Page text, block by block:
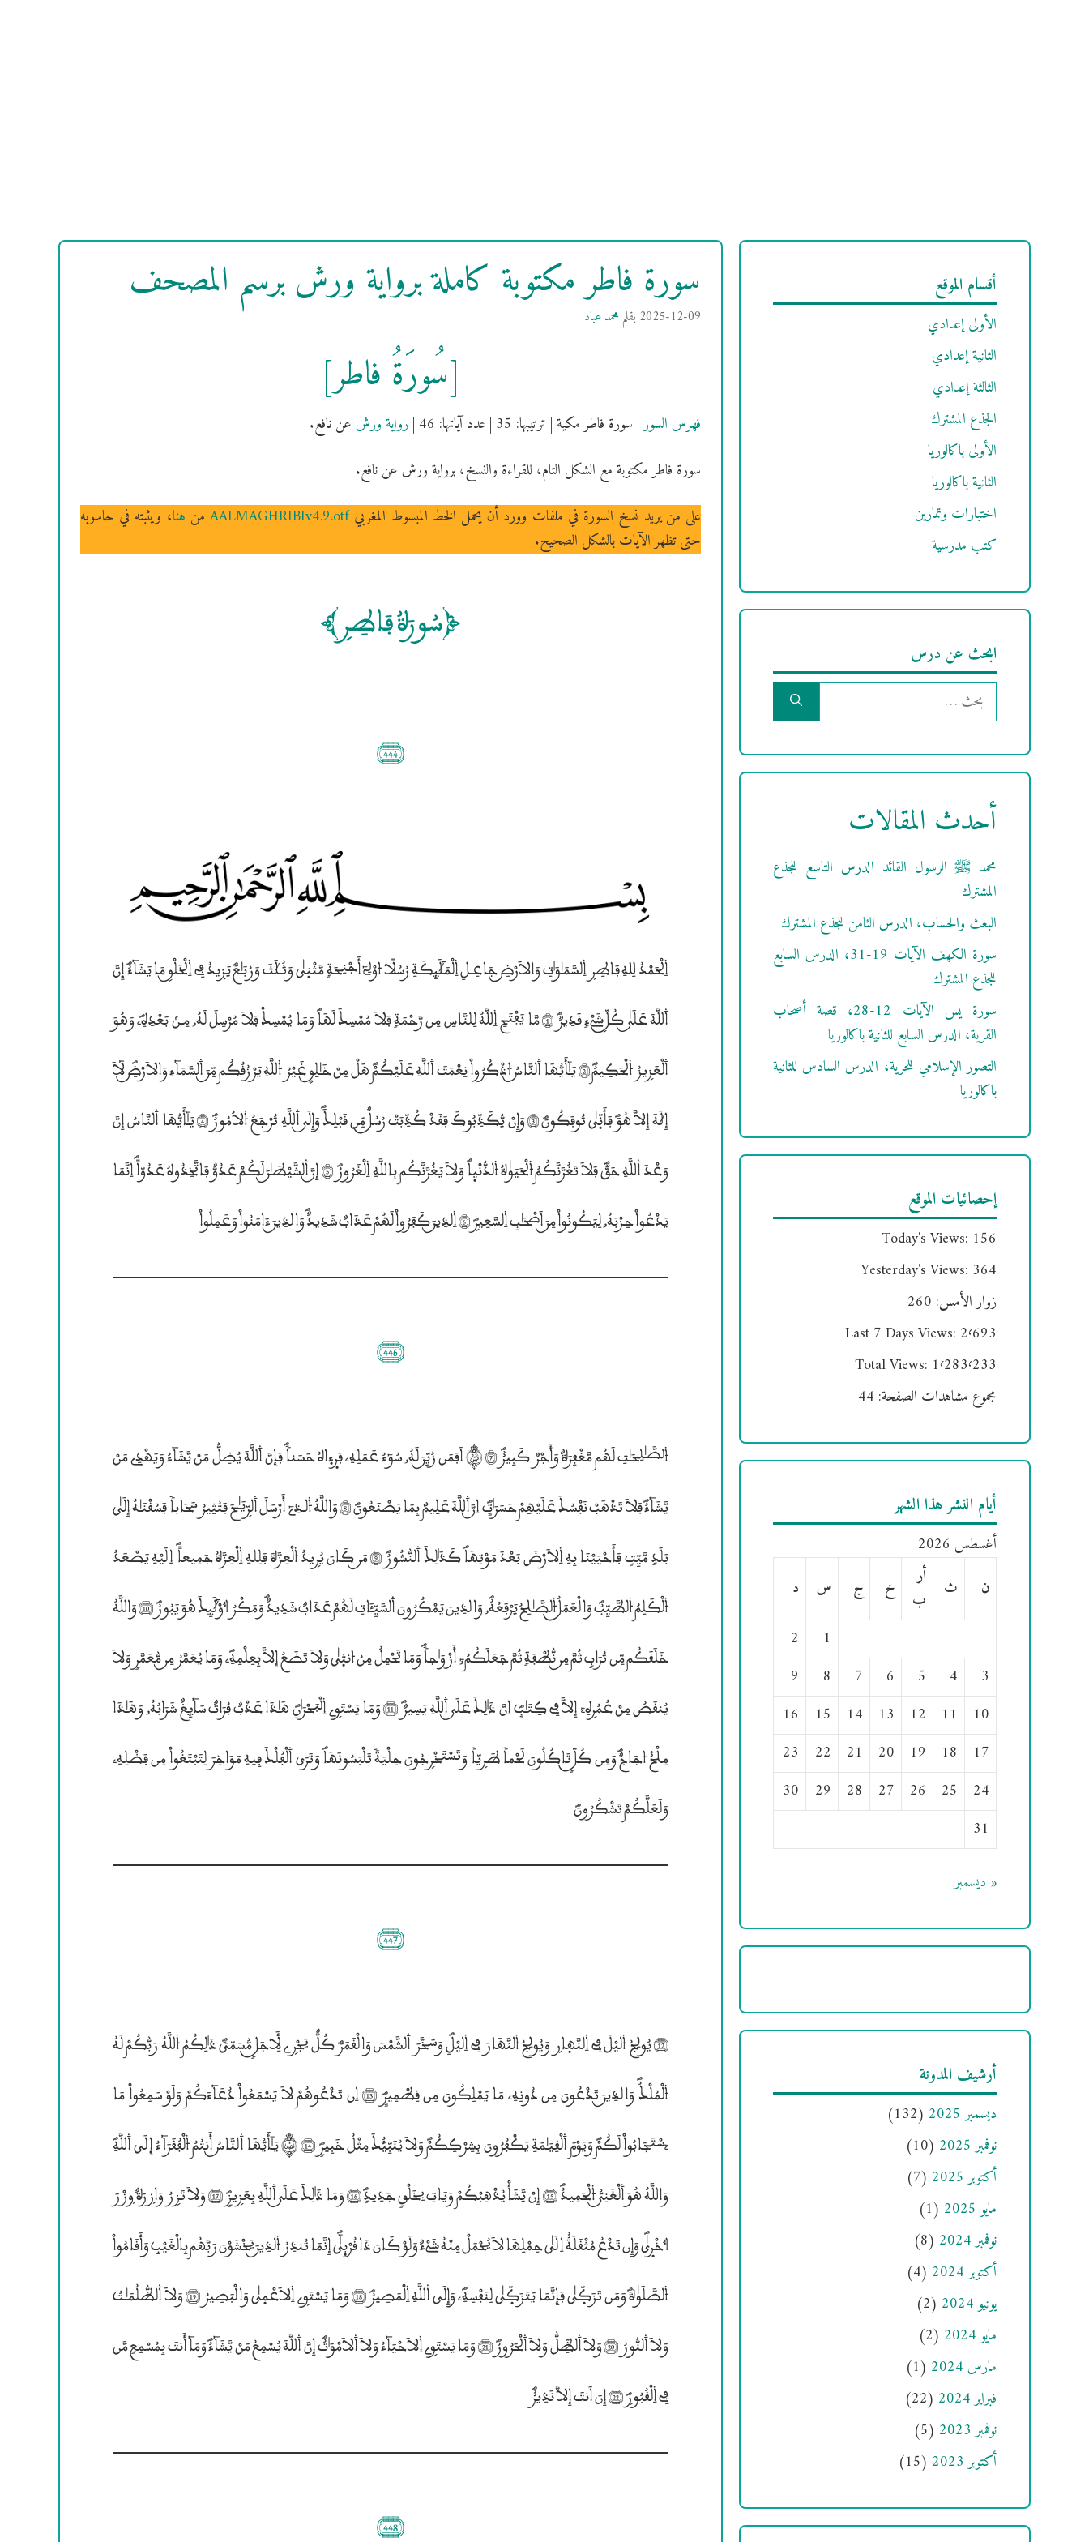
سورة فاطر مكتوبة كاملة برواية ورش برسم المصحف
2025-12-09 بقلممحمد عباد
[سُورَةُ فاطر]
فهرس السور| سورة فاطر مكية | ترتيبها: 35 | عدد آياتها: 46 | رواية ورشعن نافع.
سورة فاطر مكتوبة مع الشكل التام، للقراءة والنسخ، برواية ورش عن نافع.
على من يريد نسخ السورة في ملفات وورد أن يحمل الخط المبسوط المغربيAALMAGHRIBIv4.9.otfمن هنا، ويثبته في حاسوبه
حتى تظهر الآيات بالشكل الصحيح.
[سُورَةُ فَاطِرۣ]
(444)
۱لْحَمْدُ لِلهِ فَاطِرۣ ۱لسَّمَـٰوَ؛تِ وَالاَرْضضضِ جَاعِـلِ ۱لْمَلَئِكَةِ رُسُلٗا ۷وْلِىٓ أَجْنِحَةٍ مَّثْنۭيٰ وَثُـچَثَ وَرُبَـٰعَؐ يَزۣيدُ فِى ۱لْخَلْــقۣ مَا يَشَآءُؐ اِ۬نَّ
۰للَّهَ عَلَــيٰ كُــلّۣ شَيْءٍ قَدِيرٌؐ (1) مَّا يَفْتَحِ ۱للَّهُ لِلنَّاسِ مِن رَّحْمَةٍ فَلاَ مُمْسِــكَ لَهَاؐ وَمَا يُمْسِــكْ فَلاَ مُرْسِلَ لَهُ„ مِـنۢ بَعْدِهِؐ” وَهُوَ
۰لْعَزۣيزُ ۴لْحَكِيمُؐ (2) يَـٰٓأَيُّهَا ۰لنَّاسسسُ ۶ذْكُرُواْ نِعْمَتَ ۰للَّهِ عَلَيْكُمْؐ هَلْ مِنْ خَـٰلِــق۫ غَيْرُ ۴للَّهِ يَرْزُقُكُم مِّــنَ ۰لسَّمَآءِ وَالاَرْضضضِؐ لآَ
إِچَهَ إِلاَّ هُوَؐ فَأَنّۭيٰ تُوفَكُونَؐ (3) وَإِنْ يُّكَذِّبُوكَ فَقَدْ كُذِّبَتْ رُسُــلٌ مِّن قَبْلِــكَؐ وَإِلَــي ۰للَّهِ تُرْجَعُ ۴لاُمُورُؐ (4) يَـٰٓأَيُّهَا ۰لنَّاسُ إِنَّ
وَعْدَ ۰للَّهِ حَقٌّؐ فَلاَ تَغُرَّنَّكُمُ ۴لْحَيَوٰةُ ۴لدُّنْيۭاؐ وَلاَ يَغُرَّنَّكُم بِاللَّهِ ۱لْغَرُورُؐ (5) إِنننَّ ۰لشَّيْطَـٰــنَ لَكُمْ عَدُوٌّ فَاتَّخِذُوهُ عَدُوّاٗؐ اِنَّمَا
يَدْعُواْ حِزْبَهُ„ لِيَكُونُواْ مِــنَ اَصْحَـٰبِ ۱لسَّعِيرۣؐ (6) ۱لذِيــنَ كَفَرُواْ لَهُمْ عَذَابٌ شَدِيدٌؐ وَالذِيــنَ ءَامَنُواْ وَعَمِلُواْ
(446)
۴ڤصَّـٰڤِحَـٰتِ لَهُم مَّغْفِرَةٌ وَأَجْرٌ كَبِير٘ؐ (7) ® اَفَمَن زُيِّــنَ لَهُ„ سُوٓءُ عَمَلِهِ” فَرۭءۭاهُ حَسَناًؐ فَإِنَّ ۰للَّهَ يُضِلُّ مَنْ يَّشَآءُ وَيَهْدِى مَنْ
يَّشَآءُؐ فَلاَ تَذْهَبْ نَفْسُــكَ عَلَيْهِمْ حَسَرَ؛تٖؐ اِنننَّ ۰للَّهَ عَلِيمٛ بِمَا يَصْنَعُونَؐ (8) وَاللَّهُ ۴ﻟـذِىٓ أَرْسَلَ ۰لرّۣيَـٰحَ فَتُثِيرُ سَحَاباً فَسُقْنَـٰهُ إِلَيٰ
بَلَدٍ مَّيِّتٍ فَأَحْيَيْنَا بِهِ ۱لاَرْضَ بَعْدَ مَوْتِهَاؐ كَذَ؛لِــكَ ۰لنُّشُورُؐ (9) مَــن كَانَ يُرۣيدُ ۴لْعِزَّةَ فَلِلهِ ۱لْعِزَّةُ جَمِيعاٗؐ اِلَيْهِ يَصْعَدُ
۴لْكَلِمُ ۴لطَّيِّبُؐ وَالْعَمَــلُ ۴لصَّـٰلِحُ يَرْفَعُهُؐ, وَالذِينَ يَمْكُرُونَ ۰لسَّيِّـَٔاتِ لَهُمْ عَذَابٌ شَدِيدٌؐ وَمَكْرُ ٱُوْلَئِــكَ هُوَ يَبُورُؐ (10) وَاللَّهُ
خَلَقَكُم مِّن تُرَابٍ ثُمَّ مِــن نُّطْفَةٍ ثُمَّ جَعَلَكُمُ; أَزْوَ؛جاًؐ وَمَا تَحْمِلُ مِنُ ۷نثۭيٰ وَلاَ تَضَعُ إِلاَّ بِعِلْمِهِؐ” وَمَا يُعَمَّرُ مِــن مُّعَمَّرٍ وَلاَ
يُنقَصُ مِنْ عُمُرۣهِ“ إِلاَّ فِى كِتَـٰــبٖؐ اِنَّ ذَ؛لِــكَ عَلَــي ۰للَّهِ يَسِيرٌؐ (11) وَمَا يَسْتَوۣى ۱ڤْبَحْرَ؛نِؐ هَـٰذَا عَذْبٌ فُرَاتٌ سَآئِغٌ شَرَابُهُ„ وَهَـٰذَا
مِلْح٘ ۷جَاجٌؐ وَمِن كُــلٍّ تَاكُلُونَ لَحْماً طَرۣيّاً وَتَسْتَخْرۣجُونَ حِلْيَةً تَلْبَسُونَهَاؐ وَتَرَي ۰لْفُلْــكَ فِيهِ مَوَاخِرَ لِتَبْتَغُواْ مِن فَضْلِهِ”
وَلَعَلَّكُمْ تَشْكُرُونَؐ
(447)
(12) يُولِجُ ۴ليْلَ فِى ۱لنَّهۭارۣ وَيُولِجُ ۴لنَّهَارَ فِى ۱ليْلِؐ وَسَخَّرَ ۰لشَّمْسَ وَالْقَمَرَؐ كُلٌّ يَجْرۣى لَأِجَــلٍ مُّسَمّيًؐ ذَ؛لِكُمُ ۴للَّهُ رَبُّكُمْ لَهُ
۴لْمُلْــكُؐ وَالذِيــنَ تَدْعُونَ مِن دُونِهِ” مَا يَمْلِكُونَ مِن قِطْمِيرٖؐ (13) اِن تَدْعُوهُمْ لاَ يَسْمَعُواْ دُعَآءَكُمْ وَلَوْ سَمِعُواْ مَا
“سْتَجَابُواْ لَكُمْؐ وَيَوْمَ ۰لْقِيَـٰمَةِ يَكْفُرُونَ بِشِرْكِكُمْؐ وَلاَ يُنَبِّيؖــكَ مِثْلُ خَبِيرٍؐ (14) ¥ يَـٰٓأَيُّهَا ۰لنَّاسسسُ أَنتُمُ ۴لْفُقَرَآءُ اِ۬لَي ۰للَّهِؐ
وَاللَّهُ هُوَ ۰لْغَنِــيُّ ۴لْحَمِيدُؐ (15) إِنْ يَّشَأْ يُذْهِبْكُمْ وَيَاتِ بِخَلْقٍ جَدِيدٍؐ (16) وَمَا ذَ؛لِــكَ عَلَــي ۰للَّهِ بِعَزۣيزٍؐ (17) وَلاَ تَزۣرُ وَازۣرَةٌ وۣزْرَ
ٱُخْرۭيٰؐ وَإِن تَدْعُ مُثْقَلَة٘ اِلَيٰ حِمْلِهَا لاَ يُحْمَلْ مِنْهُ شَيْءٌ وَلَوْ كَانَ ذَا قُرْبۭيٰٓؐ إِنَّمَا تُنذِرُ ۴لذِيــنَ يَخْشَوْنَ رَبَّهُم بِالْغَيْــبِ وَأَقَامُواْ
۴لصَّلَوٰةَؐ وَمَن تَزَكّۭيٰ فَإِنَّمَا يَتَزَكّۭيٰ لِنَفْسِهِؐ” وَإِلَي ۰للَّهِ ۱لْمَصِيرُؐ (18) وَمَا يَسْتَوۣى ۱لاَعْمۭيٰ وَالْبَصِيرُ (19) وَلاَ ۰لظُّلُمَـٰـــتُ
وَلاَ ۰لنُّورُ (20) وَلاَ ۰لظِّلُّ وَلاَ ۰لْحَرُورُؐ (21) وَمَا يَسْتَوۣى ۱لاَحْيَآءُ وَلاَ ۰لاَمْوَ؛تُؐ إِنَّ ۰للَّهَ يُسْمِعُ مَنْ يَّشَآءُؐ وَمَآ أَنتَ بِمُسْمِعٍ مَّن
فِى ۱لْقُبُورۣؐ (22) إِنَ اَنتَ إِلاَّ نَذِير٘ؐ
(448)
أقسام الموقع
الأولى إعدادي
الثانية إعدادي
الثالثة إعدادي
الجذع المشترك
الأولى باكالوريا
الثانية باكالوريا
اختبارات وتمارين
كتب مدرسية
ابحث عن درس
البحث
عن:
أحدث المقالات
محمد ﷺ الرسول القائد الدرس التاسع للجذع
المشترك
البعث والحساب، الدرس الثامن للجذع المشترك
سورة الكهف الآيات 19-31، الدرس السابع
للجذع المشترك
سورة يس الآيات 12-28، قصة أصحاب
القرية، الدرس السابع للثانية باكالوريا
التصور الإسلامي للحرية، الدرس السادس للثانية
باكالوريا
إحصائيات الموقع
Today's Views: 156
Yesterday's Views: 364
زوار الأمس: 260
Last 7 Days Views: 2٬693
Total Views: 1٬283٬233
مجموع مشاهدات الصفحة: 44
أيام النشر هذا الشهر
أغسطس 2026
ن
ث
أر
ب
خ ج س
د
1
2
3
4
5
6
7
8
9
10
11
12
13
14
15
16
17
18
19
20
21
22
23
24
25
26
27
28
29
30
31
« ديسمبر
أرشيف المدونة
ديسمبر 2025
(132)
نوفمبر 2025
(10)
أكتوبر 2025
(7)
مايو 2025
(1)
نوفمبر 2024
(8)
أكتوبر 2024
(4)
يونيو 2024
(2)
مايو 2024
(2)
مارس 2024
(1)
فبراير 2024
(22)
نوفمبر 2023
(5)
أكتوبر 2023
(15)